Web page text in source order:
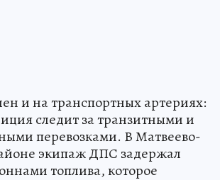
и на транспортных артериях:
следит за транзитными и
перевозками. В Матвеево-
экипаж ДПС задержал
топлива, которое